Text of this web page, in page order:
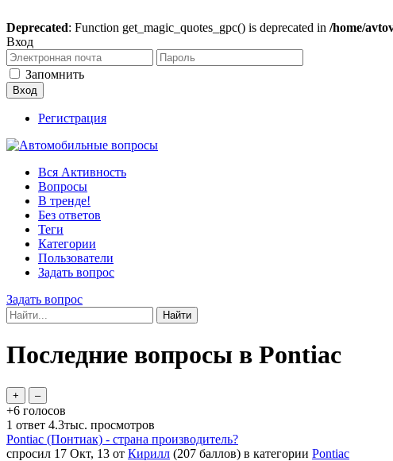
Deprecated: Function get_magic_quotes_gpc() is deprecated in /home/
Вход
Запомнить
Регистрация
Вся Активность
Вопросы
В тренде!
Без ответов
Теги
Категории
Пользователи
Задать вопрос
Задать вопрос
Последние вопросы в Pontiac
+6 голосов
1 ответ 4.3тыс. просмотров
Pontiac (Понтиак) - страна производитель?
спросил 17 Окт, 13 от Кирилл (207 баллов) в категории Pontiac